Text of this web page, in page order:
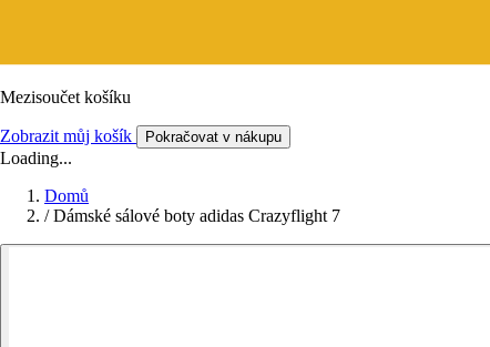
Mezisoučet košíku
Zobrazit můj košík Pokračovat v nákupu
Loading...
Domů
/ Dámské sálové boty adidas Crazyflight 7